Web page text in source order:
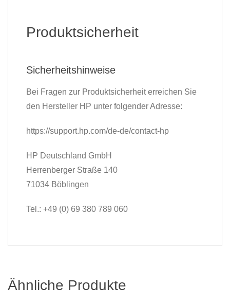
Produktsicherheit
Sicherheitshinweise
Bei Fragen zur Produktsicherheit erreichen Sie
den Hersteller HP unter folgender Adresse:
https://support.hp.com/de-de/contact-hp
HP Deutschland GmbH
Herrenberger Straße 140
71034 Böblingen
Tel.: +49 (0) 69 380 789 060
Ähnliche Produkte